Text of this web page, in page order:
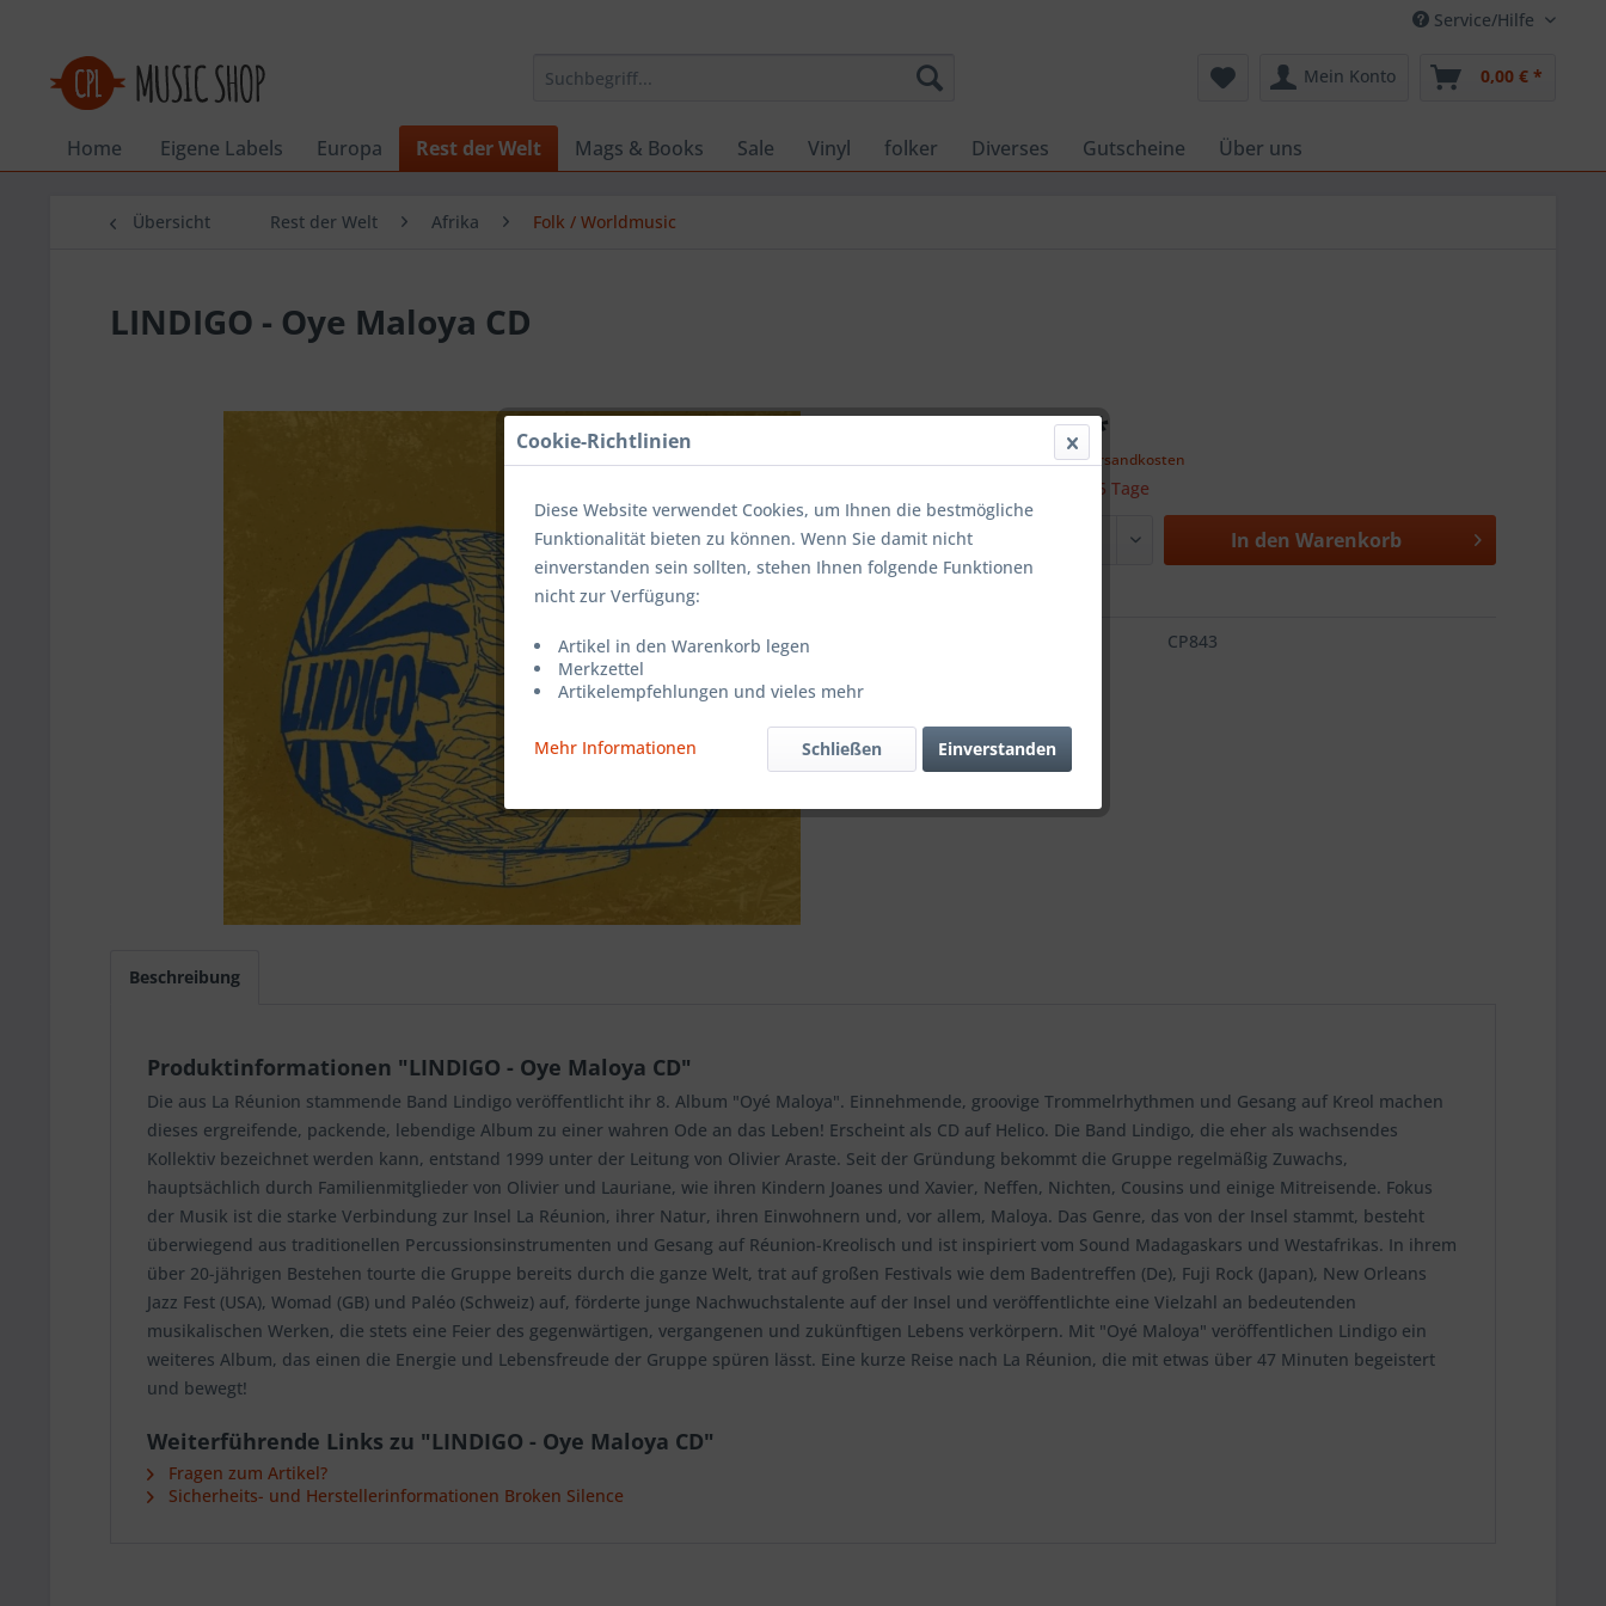
Service/Hilfe
Mein Konto 0,00 € *
Home Eigene Labels Europa Rest der Welt Mags & Books Sale Vinyl folker Diverses Gutscheine Über uns
Übersicht Rest der Welt Afrika Folk / Worldmusic
LINDIGO - Oye Maloya CD
15,99 € *
zzgl. Versandkosten
Lieferzeit ca. 5 Tage
In den Warenkorb
CP843
Beschreibung
Produktinformationen "LINDIGO - Oye Maloya CD"
Die aus La Réunion stammende Band Lindigo veröffentlicht ihr 8. Album "Oyé Maloya". Einnehmende, groovige Trommelrhythmen und Gesang auf Kreol machen
dieses ergreifende, packende, lebendige Album zu einer wahren Ode an das Leben! Erscheint als CD auf Helico. Die Band Lindigo, die eher als wachsendes
Kollektiv bezeichnet werden kann, entstand 1999 unter der Leitung von Olivier Araste. Seit der Gründung bekommt die Gruppe regelmäßig Zuwachs,
hauptsächlich durch Familienmitglieder von Olivier und Lauriane, wie ihren Kindern Joanes und Xavier, Neffen, Nichten, Cousins und einige Mitreisende. Fokus
der Musik ist die starke Verbindung zur Insel La Réunion, ihrer Natur, ihren Einwohnern und, vor allem, Maloya. Das Genre, das von der Insel stammt, besteht
überwiegend aus traditionellen Percussionsinstrumenten und Gesang auf Réunion-Kreolisch und ist inspiriert vom Sound Madagaskars und Westafrikas. In ihrem
über 20-jährigen Bestehen tourte die Gruppe bereits durch die ganze Welt, trat auf großen Festivals wie dem Badentreffen (De), Fuji Rock (Japan), New Orleans
Jazz Fest (USA), Womad (GB) und Paléo (Schweiz) auf, förderte junge Nachwuchstalente auf der Insel und veröffentlichte eine Vielzahl an bedeutenden
musikalischen Werken, die stets eine Feier des gegenwärtigen, vergangenen und zukünftigen Lebens verkörpern. Mit "Oyé Maloya" veröffentlichen Lindigo ein
weiteres Album, das einen die Energie und Lebensfreude der Gruppe spüren lässt. Eine kurze Reise nach La Réunion, die mit etwas über 47 Minuten begeistert
und bewegt!
Weiterführende Links zu "LINDIGO - Oye Maloya CD"
Fragen zum Artikel?
Sicherheits- und Herstellerinformationen Broken Silence
Cookie-Richtlinien
Diese Website verwendet Cookies, um Ihnen die bestmögliche
Funktionalität bieten zu können. Wenn Sie damit nicht
einverstanden sein sollten, stehen Ihnen folgende Funktionen
nicht zur Verfügung:
Artikel in den Warenkorb legen
Merkzettel
Artikelempfehlungen und vieles mehr
Mehr Informationen Einverstanden
Schließen